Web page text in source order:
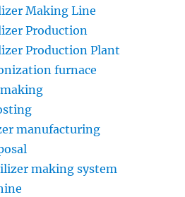
Making Line
Production
Production Plant
furnace
manufacturing
making system